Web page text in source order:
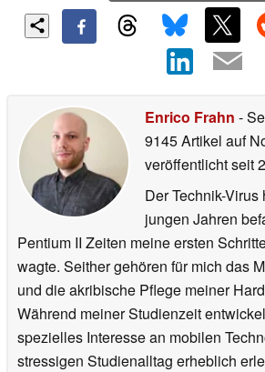
Enrico Frahn -
9145 Artikel auf
veröffentlichtseit
Der Technik-
jungen Jahren
Pentium II Zeiten meine ersten
wagte. Seither gehören für mich das
und die akribische Pflege meiner
Während meiner Studienzeit
spezielles Interesse an mobilen
stressigen Studienalltag erheblich